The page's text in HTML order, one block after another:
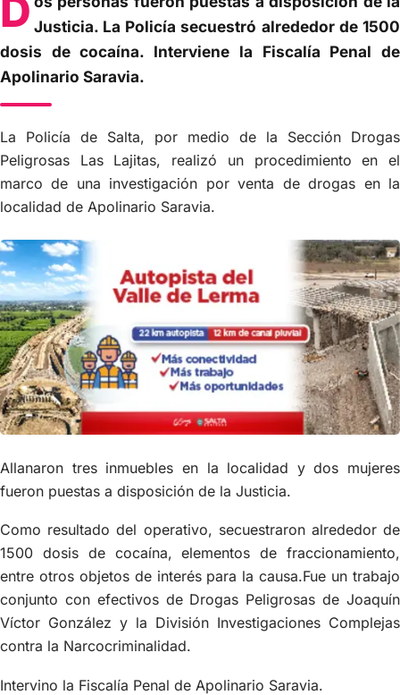
D Justicia. La Policía secuestró alrededor de 1500
dosis de cocaína. Interviene la Fiscalía Penal de
Apolinario Saravia.
La Policía de Salta, por medio de la Sección Drogas
Peligrosas Las Lajitas, realizó un procedimiento en el
marco de una investigación por venta de drogas en la
localidad de Apolinario Saravia.
Allanaron tres inmuebles en la localidad y dos mujeres
fueron puestas a disposición de la Justicia.
Como resultado del operativo, secuestraron alrededor de
1500 dosis de cocaína, elementos de fraccionamiento,
entre otros objetos de interés para la causa.Fue un trabajo
conjunto con efectivos de Drogas Peligrosas de Joaquín
Víctor González y la División Investigaciones Complejas
contra la Narcocriminalidad.
Intervino la Fiscalía Penal de Apolinario Saravia.